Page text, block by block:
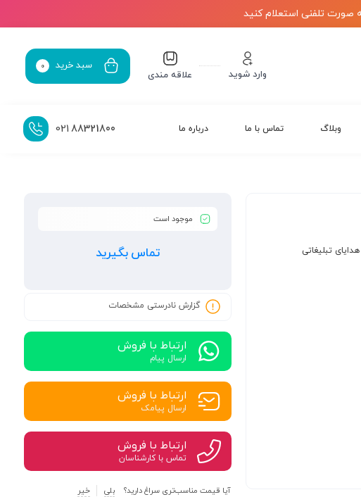
تلفنی استعلام کنید
وارد شوید علاقه مندی
سبد خرید 0
وبلاگ تماس با ما درباره ما 88321800
021
هدایای تبلیغاتی
موجود است
تماس بگیرید
گزارش نادرستی مشخصات
ارتباط با فروش
ارسال پیام
ارتباط با فروش
ارسال پیامک
ارتباط با فروش
تماس با کارشناسان
آیا قیمت مناسب‌تری سراغ دارید؟ بلی خیر